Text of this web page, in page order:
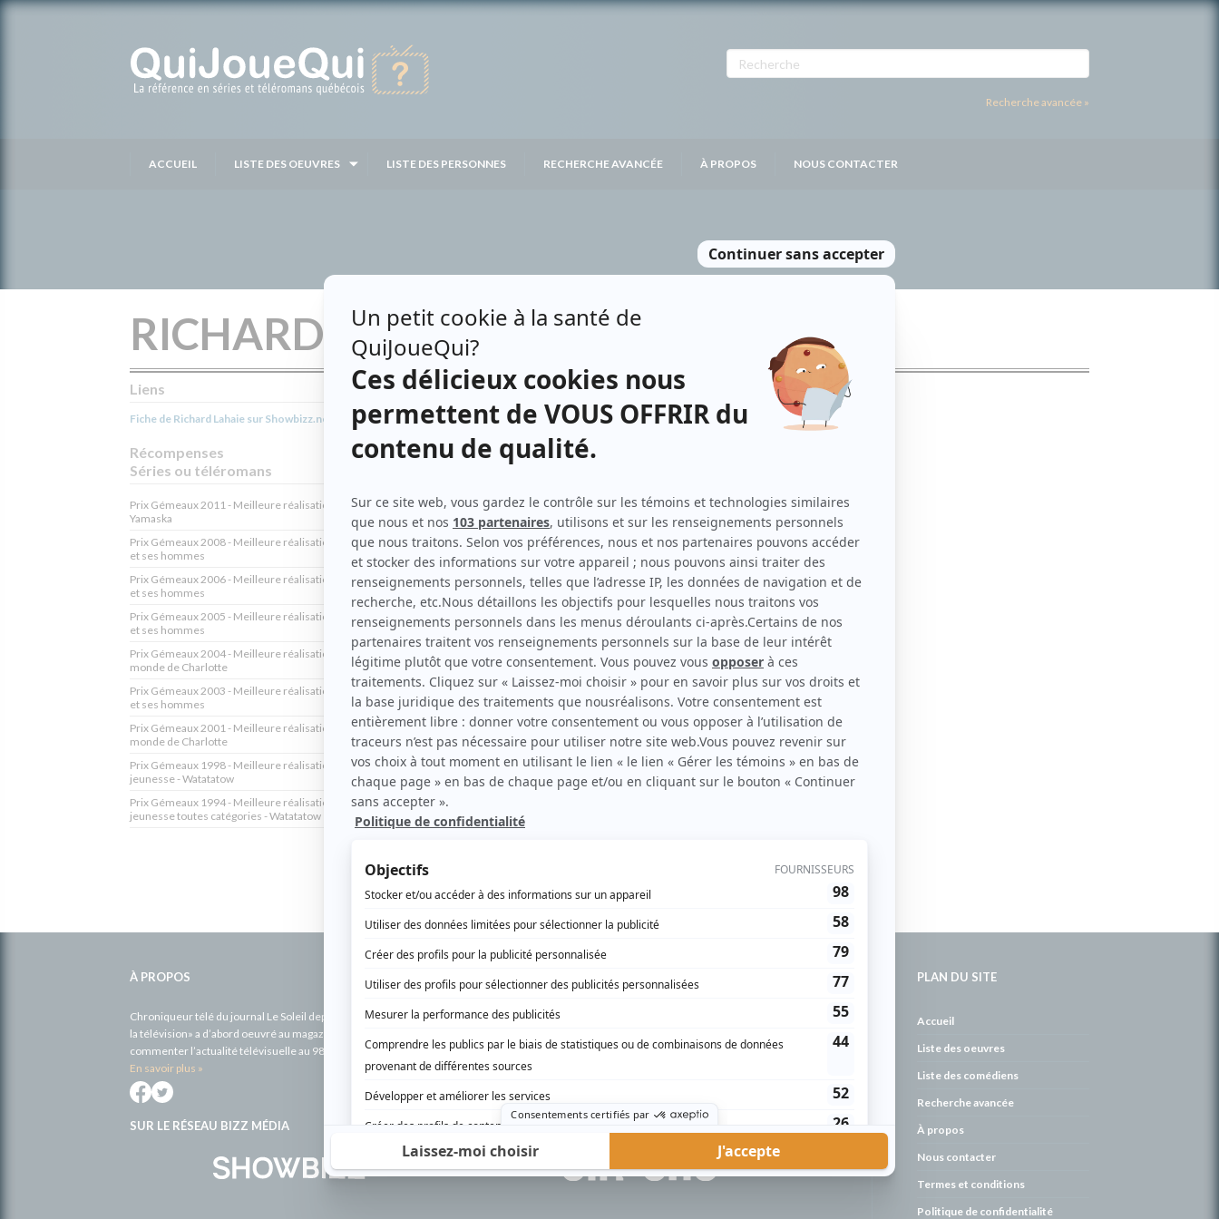
Recherche avancée »
ACCUEIL LISTE DES OEUVRES LISTE DES PERSONNES RECHERCHE AVANCÉE À PROPOS NOUS CONTACTER
RICHARD LAHAIE
Liens
Fiche de Richard Lahaie sur Showbizz.net
Récompenses
Séries ou téléromans
Prix Gémeaux 2011 - Meilleure réalisation téléroman -
Yamaska
Prix Gémeaux 2008 - Meilleure réalisation téléroman - Annie
et ses hommes
Prix Gémeaux 2006 - Meilleure réalisation téléroman - Annie
et ses hommes
Prix Gémeaux 2005 - Meilleure réalisation téléroman - Annie
et ses hommes
Prix Gémeaux 2004 - Meilleure réalisation téléroman - Le
monde de Charlotte
Prix Gémeaux 2003 - Meilleure réalisation téléroman - Annie
et ses hommes
Prix Gémeaux 2001 - Meilleure réalisation téléroman - Le
monde de Charlotte
Prix Gémeaux 1998 - Meilleure réalisation émission ou série
jeunesse - Watatatow
Prix Gémeaux 1994 - Meilleure réalisation émission ou série
jeunesse toutes catégories - Watatatow
Contributions
YamaskaRéalisateur
Les hauts et les bas de Sophie Paquin
Annie et ses hommes Réalisateur
Le monde de CharlotteRéalisateur
Les FrimoussesRéalisateur
Macaroni tout garniRéalisateur
Passe-Partout VI Réalisateur
Réalisateur
Pacha et les chats
Réalisateur
Passe-Partout VRéalisateur
Passe-Partout VProducteur délégué
Passe-Partout IVRéalisateur
Passe-Partout IVProducteur délégué
Passe-Partout III
Réalisateur
Passe-Partout II Réalisateur
À PROPOS
Chroniqueur télé du journal Le Soleil depuis 2001, Richard Therrien carbure à son petit écran. Celui qu’on surnomme parfois «l’encyclopédie de
la télévision» a d’abord oeuvré au magazine TV Hebdo de 1996 à 2001. Sa spécialité: la télé québécoise. On peut l’entendre régulièrement
commenter l’actualité télévisuelle au 98,5.
En savoir plus »
SUR LE RÉSEAU BIZZ MÉDIA
PLAN DU SITE
Accueil
Liste des oeuvres
Liste des comédiens
Recherche avancée
À propos
Nous contacter
Termes et conditions
Politique de confidentialité